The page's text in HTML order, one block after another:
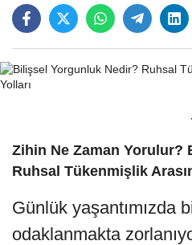
Zihin Ne Zaman Yorulur?
Ruhsal Tükenmişlik
Günlük yaşantımızda
odaklanmakta